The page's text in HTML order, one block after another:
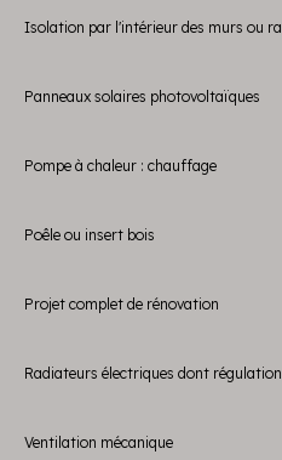
Isolation par l'intérieur des murs ou
Panneaux solaires photovoltaïques
Pompe à chaleur : chauffage
Poêle ou insert bois
Projet complet de rénovation
Radiateurs électriques dont régulation
Ventilation mécanique